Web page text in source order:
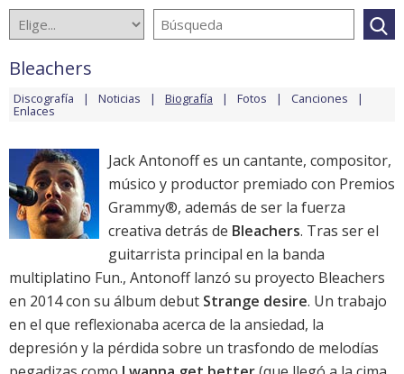
Bleachers
Discografía Noticias Biografía Fotos Canciones
Enlaces
Jack Antonoff es un cantante, compositor,
músico y productor premiado con Premios
Grammy®, además de ser la fuerza
creativa detrás de Bleachers. Tras ser el
guitarrista principal en la banda
multiplatino Fun., Antonoff lanzó su proyecto Bleachers
en 2014 con su álbum debut Strange desire. Un trabajo
en el que reflexionaba acerca de la ansiedad, la
depresión y la pérdida sobre un trasfondo de melodías